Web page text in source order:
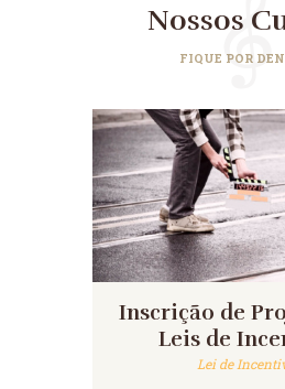
Nossos
FIQUE POR
Inscrição de
Leis de
Lei de